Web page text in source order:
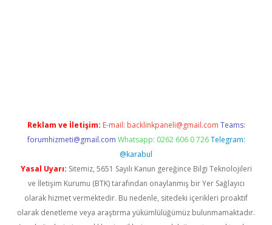
Reklam ve İletişim: E-mail: backlinkpaneli@gmail.com Teams:
forumhizmeti@gmail.com Whatsapp: 0262 606 0 726 Telegram:
@karabul
Yasal Uyarı: Sitemiz, 5651 Sayılı Kanun gereğince Bilgi Teknolojileri
ve İletişim Kurumu (BTK) tarafından onaylanmış bir Yer Sağlayıcı
olarak hizmet vermektedir. Bu nedenle, sitedeki içerikleri proaktif
olarak denetleme veya araştırma yükümlülüğümüz bulunmamaktadır.